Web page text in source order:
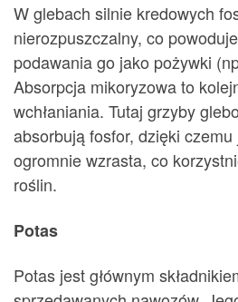
W glebach silnie kredowych
nierozpuszczalny, co
podawania go jako pożywki
Absorpcja mikoryzowa to
wchłaniania. Tutaj grzyby
absorbują fosfor, dzięki
ogromnie wzrasta, co
roślin.
Potas
Potas jest głównym